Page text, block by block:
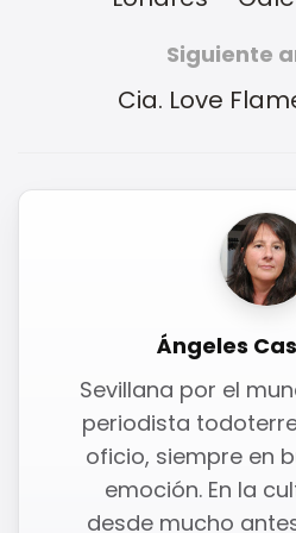
Siguiente
Cia. Love
Ángeles
Sevillana por el
periodista
oficio, siempre en
emoción. En la
desde mucho